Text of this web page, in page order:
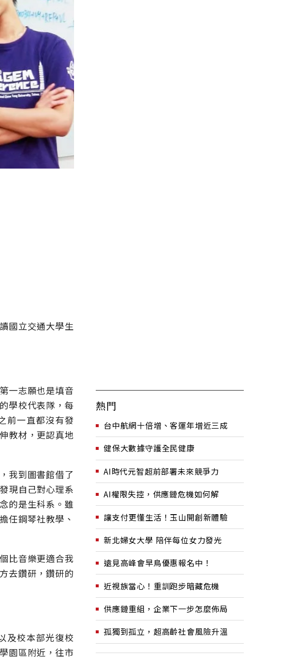
國立交通大學生
一志願也是填音
學校代表隊，每
前一直都沒有發
教材，更認真地
我到圖書館借了
現自己對心理系
的是生科系。雖
任鋼琴社教學、
比音樂更適合我
去鑽研，鑽研的
及校本部光復校
園區附近，往市
熱門
台中航網十倍增、客運年增近三成
健保大數據守護全民健康
AI時代元智超前部署未來競爭力
AI權限失控，供應鏈危機如何解
讓支付更懂生活！玉山開創新體驗
新北婦女大學 陪伴每位女力發光
遠見高峰會早鳥優惠報名中！
近視族當心！重訓跑步暗藏危機
供應鏈重組，企業下一步怎麼佈局
孤獨到孤立，超高齡社會風險升溫